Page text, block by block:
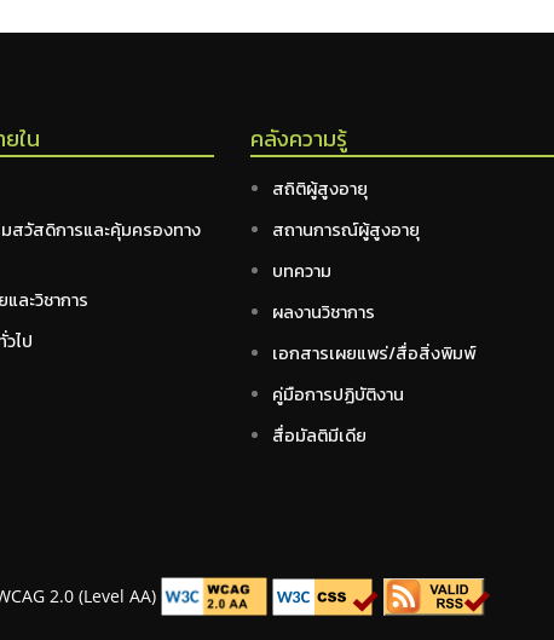
ใน
สวัสดิการและคุ้มครองทาง
ละวิชาการ
ไป
คลังความรู้
สถิติผู้สูงอายุ
สถานการณ์ผู้สูงอายุ
บทความ
ผลงานวิชาการ
เอกสารเผยแพร่/สื่อสิ่งพิมพ์
คู่มือการปฏิบัติงาน
สื่อมัลติมีเดีย